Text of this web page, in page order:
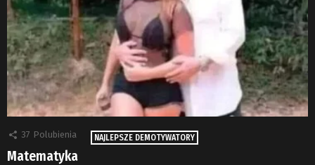
37 Polubienia NAJLEPSZE DEMOTYWATORY
Matematyka